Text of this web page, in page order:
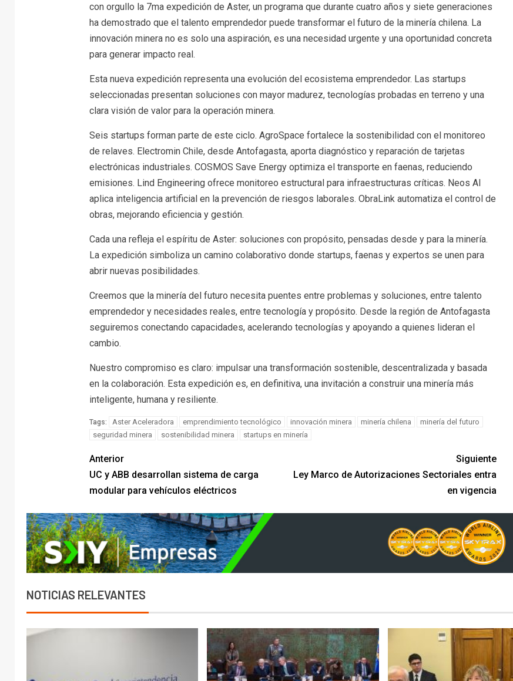
con orgullo la 7ma expedición de Aster, un programa que durante cuatro años y siete generaciones
ha demostrado que el talento emprendedor puede transformar el futuro de la minería chilena. La
innovación minera no es solo una aspiración, es una necesidad urgente y una oportunidad concreta
para generar impacto real.
Esta nueva expedición representa una evolución del ecosistema emprendedor. Las startups
seleccionadas presentan soluciones con mayor madurez, tecnologías probadas en terreno y una
clara visión de valor para la operación minera.
Seis startups forman parte de este ciclo. AgroSpace fortalece la sostenibilidad con el monitoreo
de relaves. Electromin Chile, desde Antofagasta, aporta diagnóstico y reparación de tarjetas
electrónicas industriales. COSMOS Save Energy optimiza el transporte en faenas, reduciendo
emisiones. Lind Engineering ofrece monitoreo estructural para infraestructuras críticas. Neos AI
aplica inteligencia artificial en la prevención de riesgos laborales. ObraLink automatiza el control de
obras, mejorando eficiencia y gestión.
Cada una refleja el espíritu de Aster: soluciones con propósito, pensadas desde y para la minería.
La expedición simboliza un camino colaborativo donde startups, faenas y expertos se unen para
abrir nuevas posibilidades.
Creemos que la minería del futuro necesita puentes entre problemas y soluciones, entre talento
emprendedor y necesidades reales, entre tecnología y propósito. Desde la región de Antofagasta
seguiremos conectando capacidades, acelerando tecnologías y apoyando a quienes lideran el
cambio.
Nuestro compromiso es claro: impulsar una transformación sostenible, descentralizada y basada
en la colaboración. Esta expedición es, en definitiva, una invitación a construir una minería más
inteligente, humana y resiliente.
Tags: Aster Aceleradora emprendimiento tecnológico innovación minera minería chilena
minería del futuro
seguridad minera
sostenibilidad minera startups en minería
Anterior
UC y ABB desarrollan sistema de carga
modular para vehículos eléctricos
Siguiente
Ley Marco de Autorizaciones Sectoriales entra
en vigencia
NOTICIAS RELEVANTES